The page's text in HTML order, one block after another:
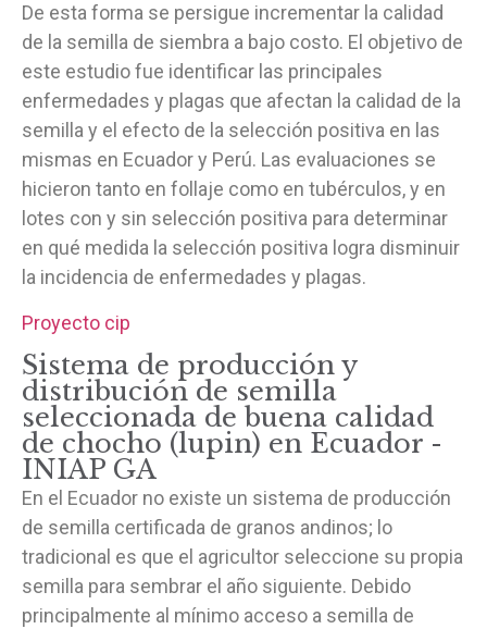
De esta forma se persigue incrementar la calidad
de la semilla de siembra a bajo costo. El objetivo de
este estudio fue identificar las principales
enfermedades y plagas que afectan la calidad de la
semilla y el efecto de la selección positiva en las
mismas en Ecuador y Perú. Las evaluaciones se
hicieron tanto en follaje como en tubérculos, y en
lotes con y sin selección positiva para determinar
en qué medida la selección positiva logra disminuir
la incidencia de enfermedades y plagas.
Proyecto cip
Sistema de producción y
distribución de semilla
seleccionada de buena calidad
de chocho (lupin) en Ecuador -
INIAP GA
En el Ecuador no existe un sistema de producción
de semilla certificada de granos andinos; lo
tradicional es que el agricultor seleccione su propia
semilla para sembrar el año siguiente. Debido
principalmente al mínimo acceso a semilla de